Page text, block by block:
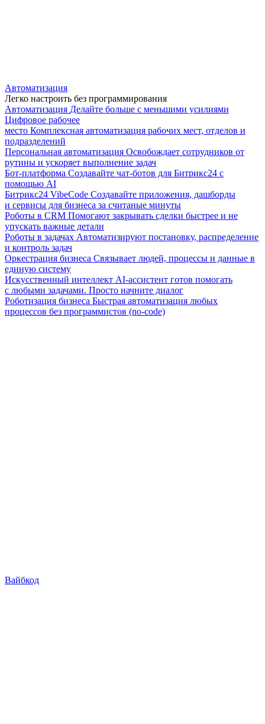
Автоматизация
Легко настроить без программирования
Автоматизация Делайте больше с меньшими усилиями
Цифровое рабочее
место Комплексная автоматизация рабочих мест, отделов и
подразделений
Персональная автоматизация Освобождает сотрудников от
рутины и ускоряет выполнение задач
Бот-платформа Создавайте чат-ботов для Битрикс24 с
помощью AI
Битрикс24 VibeCode Создавайте приложения, дашборды
и сервисы для бизнеса за считаные минуты
Роботы в CRM Помогают закрывать сделки быстрее и не
упускать важные детали
Роботы в задачах Автоматизируют постановку, распределение
и контроль задач
Оркестрация бизнеса Связывает людей, процессы и данные в
единую систему
Искусственный интеллект AI-ассистент готов помогать
с любыми задачами. Просто начните диалог
Роботизация бизнеса Быстрая автоматизация любых
процессов без программистов (no-code)
Вайбкод